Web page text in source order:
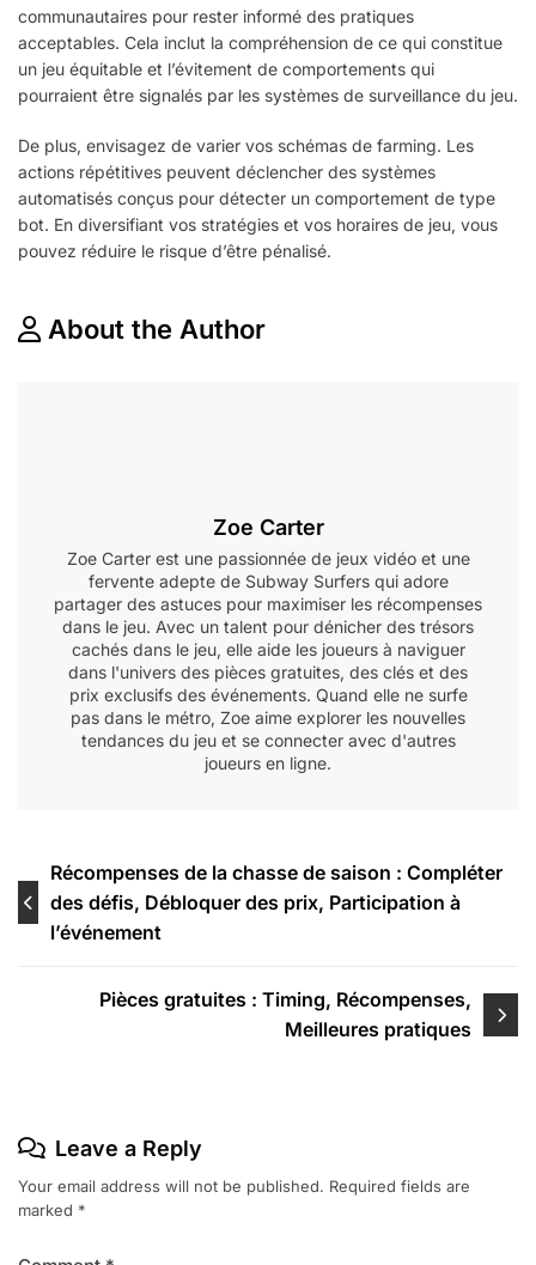
communautaires pour rester informé des pratiques
acceptables. Cela inclut la compréhension de ce qui constitue
un jeu équitable et l’évitement de comportements qui
pourraient être signalés par les systèmes de surveillance du jeu.
De plus, envisagez de varier vos schémas de farming. Les
actions répétitives peuvent déclencher des systèmes
automatisés conçus pour détecter un comportement de type
bot. En diversifiant vos stratégies et vos horaires de jeu, vous
pouvez réduire le risque d’être pénalisé.
About the Author
Zoe Carter
Zoe Carter est une passionnée de jeux vidéo et une
fervente adepte de Subway Surfers qui adore
partager des astuces pour maximiser les récompenses
dans le jeu. Avec un talent pour dénicher des trésors
cachés dans le jeu, elle aide les joueurs à naviguer
dans l'univers des pièces gratuites, des clés et des
prix exclusifs des événements. Quand elle ne surfe
pas dans le métro, Zoe aime explorer les nouvelles
tendances du jeu et se connecter avec d'autres
joueurs en ligne.
Post
navigation
Récompenses de la chasse de saison : Compléter
des défis, Débloquer des prix, Participation à
l’événement
Pièces gratuites : Timing, Récompenses,
Meilleures pratiques
Leave a Reply
Your email address will not be published. Required fields are
marked *